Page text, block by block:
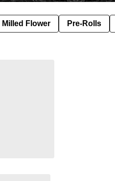
Milled Flower Pre-Rolls